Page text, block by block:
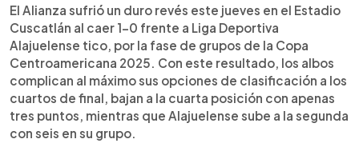
Escuchar artículo
El Alianza complicó su futuro en la Copa
Centroamericana 2025 al perder 1-0 ante
Alajuelense en el Estadio Cuscatlán. Aunque los
albos presentaron su once estelar y generaron
ocasiones con Emerson Mauricio y Michel
Mercado, fueron dominados por el club tico, que
mostró seguridad pese a jugar de visita. El gol
llegó en el tiempo añadido del primer tiempo,
cuando Fernando Pinar aprovechó un rebote tras
El Alianza sufrió un duro revés este jueves en el Estadio
Cuscatlán al caer 1-0 frente a Liga Deportiva
Alajuelense tico, por la fase de grupos de la Copa
Centroamericana 2025. Con este resultado, los albos
complican al máximo sus opciones de clasificación a los
cuartos de final, bajan a la cuarta posición con apenas
tres puntos, mientras que Alajuelense sube a la segunda
con seis en su grupo.